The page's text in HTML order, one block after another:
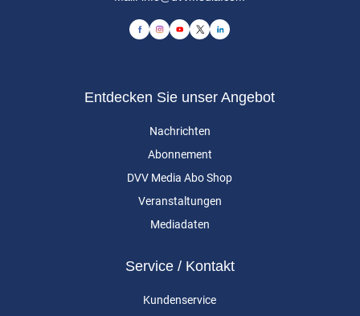
Entdecken Sie unser Angebot
Nachrichten
Abonnement
DVV Media Abo Shop
Veranstaltungen
Mediadaten
Service / Kontakt
Kundenservice